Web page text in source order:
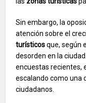
Sin embargo, la
atención sobre el
turísticosque, según
desorden en la
encuestas recientes,
escalando como una
ciudadanos.